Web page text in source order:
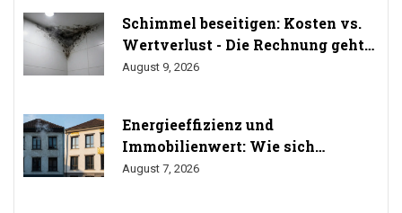
Schimmel beseitigen: Kosten vs.
Wertverlust - Die Rechnung geht
auf
August 9, 2026
Energieeffizienz und
Immobilienwert: Wie sich
Sanierung auf den Preis auswirkt
August 7, 2026